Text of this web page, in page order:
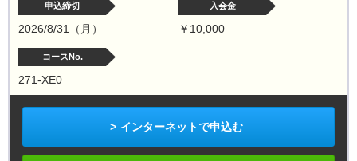
申込締切
2026/8/31（月）
入会金
￥10,000
コースNo.
271-XE0
インターネットで申込む